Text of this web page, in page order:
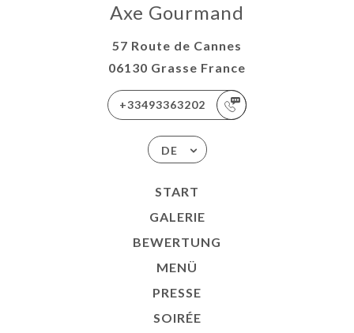
Axe Gourmand
57 Route de Cannes
06130 Grasse France
+33493363202
DE
START
GALERIE
BEWERTUNG
MENÜ
PRESSE
SOIRÉE